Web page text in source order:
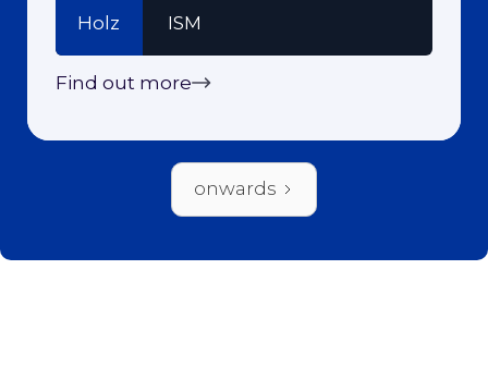
Holz ISM
Find out more
onwards